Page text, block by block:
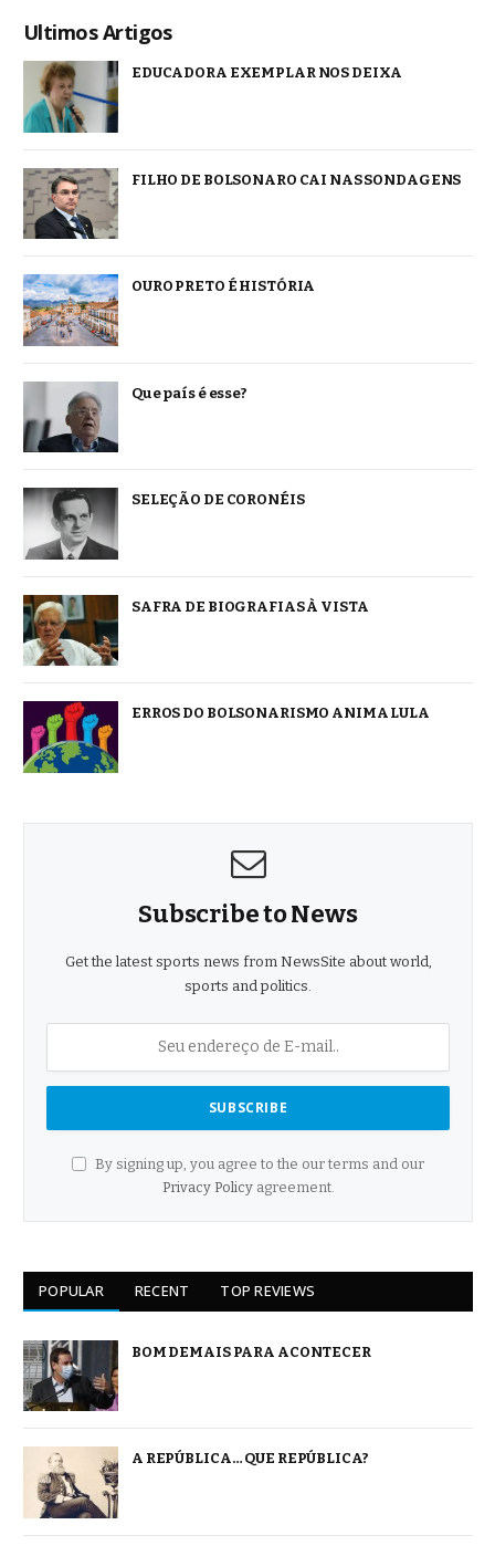
Ultimos Artigos
EDUCADORA EXEMPLAR NOS DEIXA
FILHO DE BOLSONARO CAI NAS SONDAGENS
OURO PRETO É HISTÓRIA
Que país é esse?
SELEÇÃO DE CORONÉIS
SAFRA DE BIOGRAFIAS À VISTA
ERROS DO BOLSONARISMO ANIMA LULA
Subscribe to News
Get the latest sports news from NewsSite about world,
sports and politics.
By signing up, you agree to the our terms and our
Privacy Policyagreement.
POPULAR RECENT TOP REVIEWS
BOM DEMAIS PARA ACONTECER
A REPÚBLICA… QUE REPÚBLICA?